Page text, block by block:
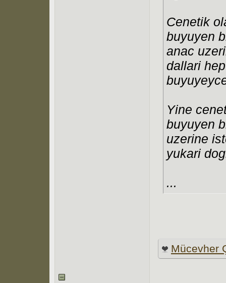
Cenetik
buyuyen
anac
dallari
Yine
buyuyen
uzerine
yukari
...
Mücevher